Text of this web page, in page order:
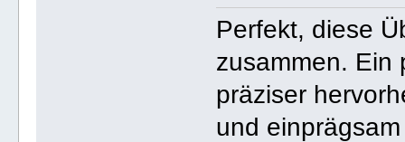
Perfekt, diese
zusammen. Ein
präziser
und